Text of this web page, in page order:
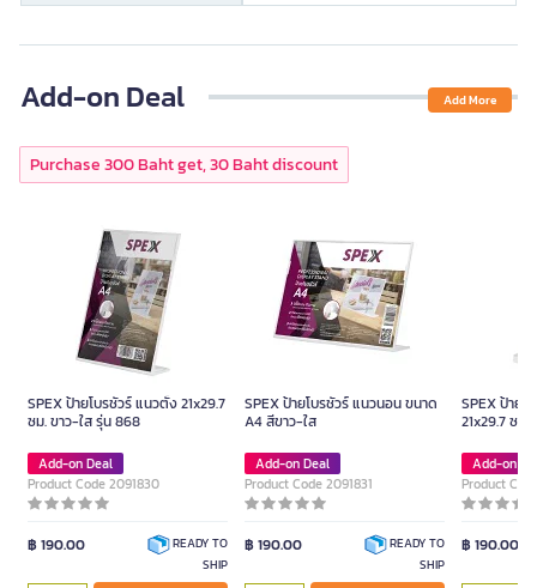
Add-on Deal Add More
Purchase 300 Baht get, 30 Baht discount
SPEX ป้ายโบรชัวร์ แนวตั้ง 21x29.7
ซม. ขาว-ใส รุ่น 868
Add-on Deal
Product Code 2091830
฿ 190.00
READY TO
SHIP
SPEX ป้ายโบรชัวร์ แนวนอน ขนาด
A4 สีขาว-ใส
Add-on Deal
Product Code 2091831
฿ 190.00
READY TO
SHIP
SPEX ป้าย
21x29.7 ซม.
Add-on
Product
฿ 190.00